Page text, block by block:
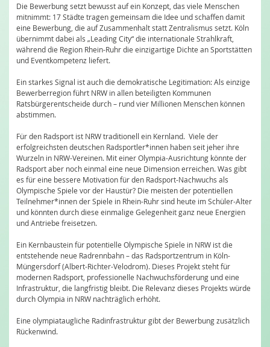
Die Bewerbung setzt bewusst auf ein Konzept, das viele Menschen
mitnimmt: 17 Städte tragen gemeinsam die Idee und schaffen damit
eine Bewerbung, die auf Zusammenhalt statt Zentralismus setzt. Köln
übernimmt dabei als „Leading City“ die internationale Strahlkraft,
während die Region Rhein-Ruhr die einzigartige Dichte an Sportstätten
und Eventkompetenz liefert.
Ein starkes Signal ist auch die demokratische Legitimation: Als einzige
Bewerberregion führt NRW in allen beteiligten Kommunen
Ratsbürgerentscheide durch – rund vier Millionen Menschen können
abstimmen.
Für den Radsport ist NRW traditionell ein Kernland. Viele der
erfolgreichsten deutschen Radsportler*innen haben seit jeher ihre
Wurzeln in NRW-Vereinen. Mit einer Olympia-Ausrichtung könnte der
Radsport aber noch einmal eine neue Dimension erreichen. Was gibt
es für eine bessere Motivation für den Radsport-Nachwuchs als
Olympische Spiele vor der Haustür? Die meisten der potentiellen
Teilnehmer*innen der Spiele in Rhein-Ruhr sind heute im Schüler-Alter
und könnten durch diese einmalige Gelegenheit ganz neue Energien
und Antriebe freisetzen.
Ein Kernbaustein für potentielle Olympische Spiele in NRW ist die
entstehende neue Radrennbahn – das Radsportzentrum in Köln-
Müngersdorf (Albert-Richter-Velodrom). Dieses Projekt steht für
modernen Radsport, professionelle Nachwuchsförderung und eine
Infrastruktur, die langfristig bleibt. Die Relevanz dieses Projekts würde
durch Olympia in NRW nachträglich erhöht.
Eine olympiataugliche Radinfrastruktur gibt der Bewerbung zusätzlich
Rückenwind.